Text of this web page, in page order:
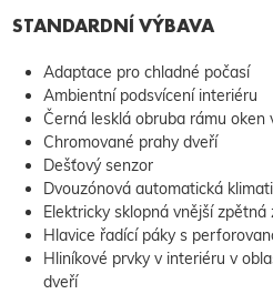
STANDARDNÍ VÝBAVA
Adaptace pro chladné počasí
Ambientní podsvícení interiéru
Černá lesklá obruba rámu oken
Chromované prahy dveří
Dešťový senzor
Dvouzónová automatická
Elektricky sklopná vnější zpětná
Hlavice řadící páky s
Hliníkové prvky v interiéru v
dveří